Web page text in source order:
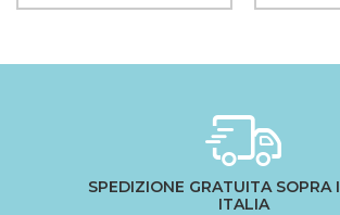
SPEDIZIONE GRATUITA SOPRA I
ITALIA